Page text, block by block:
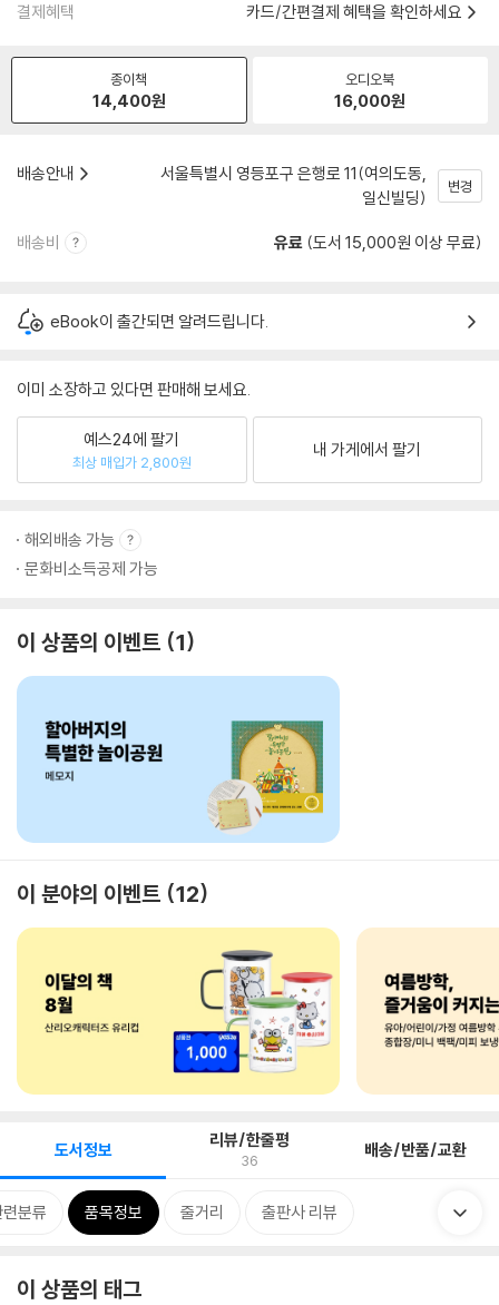
결제혜택 카드/간편결제 혜택을 확인하세요
종이책
14,400원
오디오북
16,000원
배송안내
서울특별시 영등포구 은행로 11(여의도동,
일신빌딩)
변경
배송비 유료 (도서 15,000원 이상 무료)
eBook이 출간되면 알려드립니다.
이미 소장하고 있다면 판매해 보세요.
예스24에 팔기
최상 매입가 2,800원
내 가게에서 팔기
해외배송 가능
문화비소득공제 가능
이 상품의 이벤트 1
이 분야의 이벤트 12
도서정보 리뷰/한줄평
36 배송/반품/교환
분류 품목정보 줄거리 출판사 리뷰
이 상품의 태그